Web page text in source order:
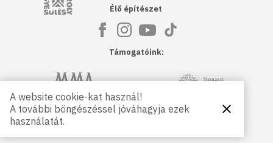
Élő építészet
Támogatóink:
Magyar Művészeti Akadémia NKA
Petőfi Kulturális Ügynökség
A website cookie-kat használ!
A további böngészéssel jóváhagyja ezek
használatát.
Bezárás